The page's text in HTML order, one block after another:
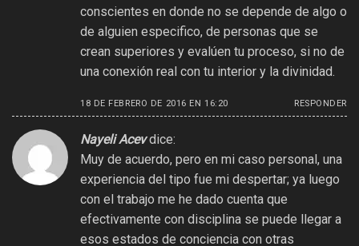
conscientes en donde no se depende de algo o
de alguien especifico, de personas que se
crean superiores y evalúen tu proceso, si no de
una conexión real con tu interior y la divinidad.
18 DE FEBRERO DE 2016 EN 16:20 RESPONDER
Nayeli Acev dice:
Muy de acuerdo, pero en mi caso personal, una
experiencia del tipo fue mi despertar; ya luego
con el trabajo me he dado cuenta que
efectivamente con disciplina se puede llegar a
esos estados de conciencia con otras